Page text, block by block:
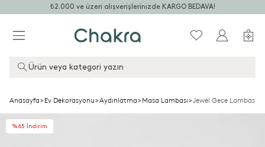
₺2.000 ve üzeri alışverişlerinizde KARGO BEDAVA!
Ürün veya kategori yazın
Anasayfa>Ev Dekorasyonu>Aydınlatma>Masa Lambası>Jewel Gece Lambası
%65 İndirim